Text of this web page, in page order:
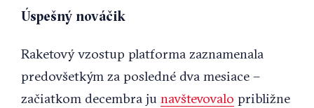
Úspešný nováčik
Raketový vzostup platforma zaznamenala
predovšetkým za posledné dva mesiace –
začiatkom decembra ju navštevovalo približne